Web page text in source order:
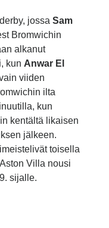
jossa Sam
Bromwichin
alkanut
kun Anwar El
viiden
ilta
kun
kentältä likaisen
jälkeen.
toisella
Villa nousi
sijalle.